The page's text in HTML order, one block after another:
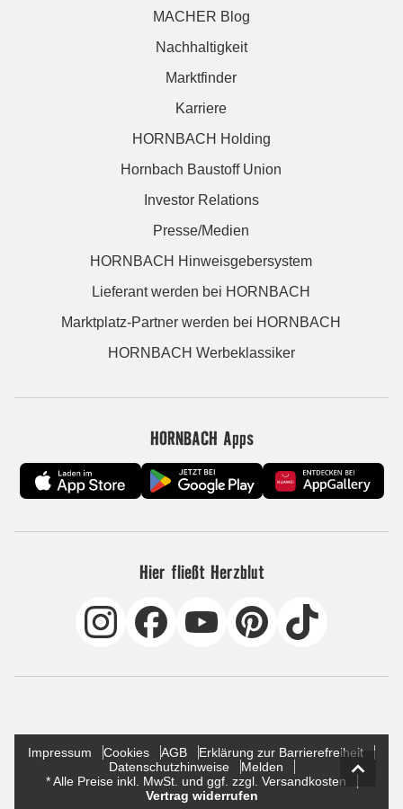
MACHER Blog
Nachhaltigkeit
Marktfinder
Karriere
HORNBACH Holding
Hornbach Baustoff Union
Investor Relations
Presse/Medien
HORNBACH Hinweisgebersystem
Lieferant werden bei HORNBACH
Marktplatz-Partner werden bei HORNBACH
HORNBACH Werbeklassiker
HORNBACH Apps
Hier fließt Herzblut
Impressum Cookies AGB
Erklärung zur Barrierefreiheit
Datenschutzhinweise
Melden
* Alle Preise inkl. MwSt. und ggf. zzgl. Versandkosten
Vertrag widerrufen